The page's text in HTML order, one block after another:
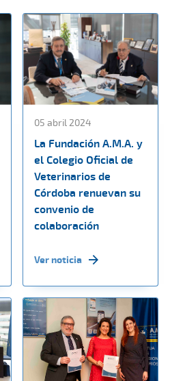
05 abril 2024
La Fundación A.M.A. y
el Colegio Oficial de
Veterinarios de
Córdoba renuevan su
convenio de
colaboración
Ver noticia